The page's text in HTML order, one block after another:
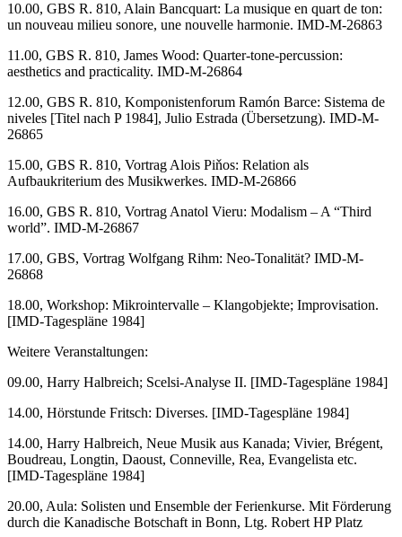
10.00, GBS R. 810, Alain Bancquart: La musique en quart de ton:
un nouveau milieu sonore, une nouvelle harmonie. IMD-M-26863
11.00, GBS R. 810, James Wood: Quarter-tone-percussion:
aesthetics and practicality. IMD-M-26864
12.00, GBS R. 810, Komponistenforum Ramón Barce: Sistema de
niveles [Titel nach P 1984], Julio Estrada (Übersetzung). IMD-M-
26865
15.00, GBS R. 810, Vortrag Alois Piňos: Relation als
Aufbaukriterium des Musikwerkes. IMD-M-26866
16.00, GBS R. 810, Vortrag Anatol Vieru: Modalism – A “Third
world”. IMD-M-26867
17.00, GBS, Vortrag Wolfgang Rihm: Neo-Tonalität? IMD-M-
26868
18.00, Workshop: Mikrointervalle – Klangobjekte; Improvisation.
[IMD-Tagespläne 1984]
Weitere Veranstaltungen:
09.00, Harry Halbreich; Scelsi-Analyse II. [IMD-Tagespläne 1984]
14.00, Hörstunde Fritsch: Diverses. [IMD-Tagespläne 1984]
14.00, Harry Halbreich, Neue Musik aus Kanada; Vivier, Brégent,
Boudreau, Longtin, Daoust, Conneville, Rea, Evangelista etc.
[IMD-Tagespläne 1984]
20.00, Aula: Solisten und Ensemble der Ferienkurse. Mit Förderung
durch die Kanadische Botschaft in Bonn, Ltg. Robert HP Platz